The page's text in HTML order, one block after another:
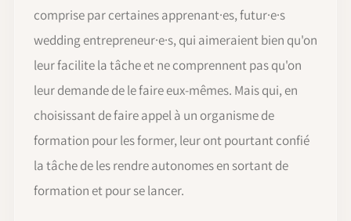
comprise par certaines apprenant·es, futur·e·s
wedding entrepreneur·e·s, qui aimeraient bien qu'on
leur facilite la tâche et ne comprennent pas qu'on
leur demande de le faire eux-mêmes. Mais qui, en
choisissant de faire appel à un organisme de
formation pour les former, leur ont pourtant confié
la tâche de les rendre autonomes en sortant de
formation et pour se lancer.